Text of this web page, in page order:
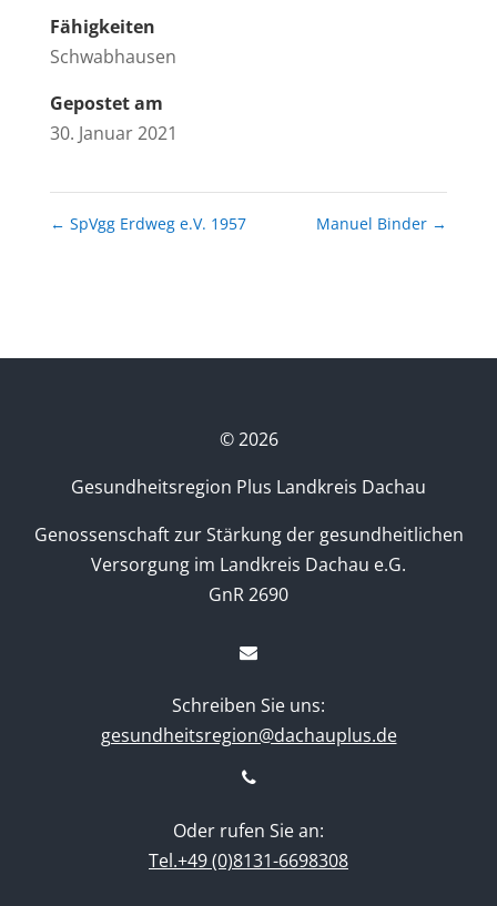
Fähigkeiten
Schwabhausen
Gepostet am
30. Januar 2021
← SpVgg Erdweg e.V. 1957 Manuel Binder →
©2026
Gesundheitsregion Plus Landkreis Dachau
Genossenschaft zur Stärkung der gesundheitlichen
Versorgung im Landkreis Dachau e.G.
GnR 2690
Schreiben Sie uns:
gesundheitsregion@dachauplus.de
Oder rufen Sie an:
Tel.+49 (0)8131-6698308